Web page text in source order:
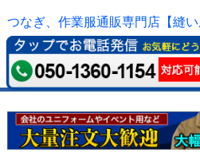
つなぎ、作業服通販専門店【縫い